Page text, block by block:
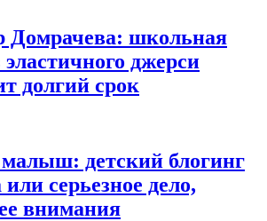
Домрачева: школьная
джерси
долгий срок
детский блогинг
серьезное дело,
внимания